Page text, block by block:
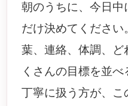
朝のうちに、今日
だけ決めてくださ
葉、連絡、体調、ど
くさんの目標を並
丁寧に扱う方が、こ